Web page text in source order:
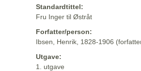
Standardtittel:
Fru Inger til Østråt
Forfatter/person:
Ibsen, Henrik, 1828-1906
Utgave:
1. utgave